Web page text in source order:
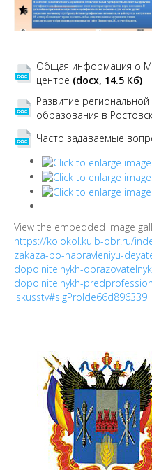
Общая информация о
центре (docx, 14.5 Кб)
Развитие
образования в
Часто задаваемые
View the embedded image
https://kolokol.kuib-obr.ru/
zakaza-po-napravleniyu-
dopolnitelnykh-
dopolnitelnykh-
iskusstv#sigProIde66d896339